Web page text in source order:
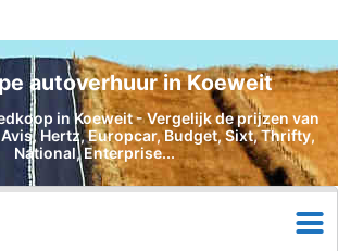
autoverhuur in Koeweit
in Koeweit - Vergelijk de prijzen van
Hertz, Europcar, Budget, Sixt, Thrifty,
National, Enterprise...